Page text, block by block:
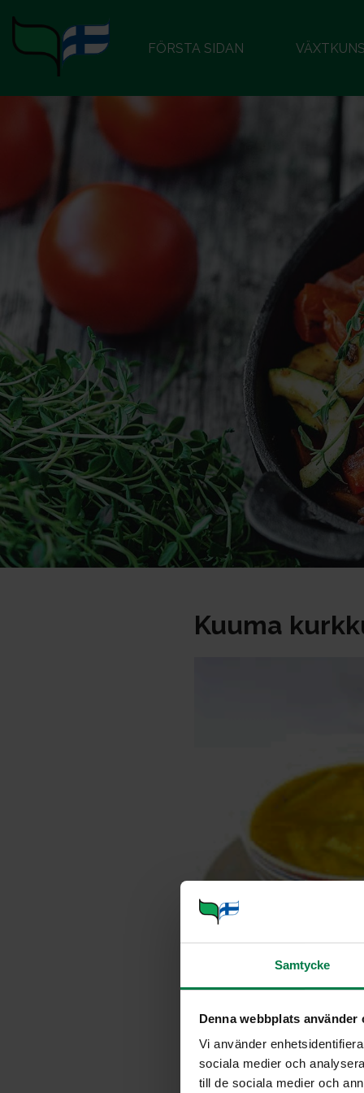
Samtycke
Denna webbplats använder
Vi använder
sociala medier och
till de sociala medier och
FÖRSTA SIDAN
Kuuma